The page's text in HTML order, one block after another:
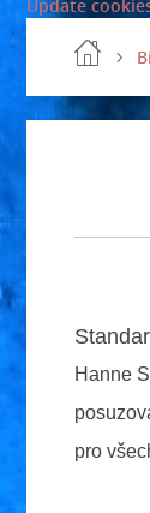
Update
Hanne
pro